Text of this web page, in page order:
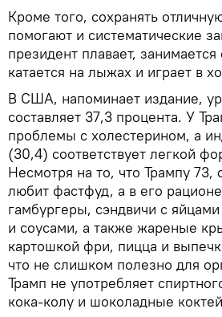
Кроме того, сохранять
помогают и систематические
президент плавает,
катается на лыжах и играет в
В США, напоминает издание,
составляет 37,3 процента. У
проблемы с холестерином, а
(30,4) соответствует легкой
Несмотря на то, что Трампу
любит фастфуд, а в его
гамбургеры, сэндвичи с
и соусами, а также жареные
картошкой фри, пицца и
что не слишком полезно для
Трамп не употребляет
кока-колу и шоколадные